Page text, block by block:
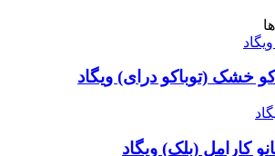
خشک (توباکو درای) ویگاد
کارامل (بلک) ویگاد